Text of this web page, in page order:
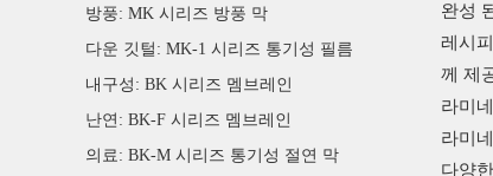
방풍: MK 시리즈 방풍 막
다운 깃털: MK-1 시리즈 통기성 필름
내구성: BK 시리즈 멤브레인
난연: BK-F 시리즈 멤브레인
의료: BK-M 시리즈 통기성 절연 막
완성
레시
께 제
라미
라미
다양